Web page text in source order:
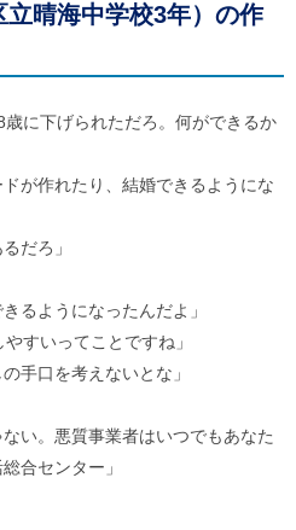
立晴海中学校3年）の作
歳に下げられただろ。何ができるか
ドが作れたり、結婚できるようにな
だろ」
るようになったんだよ」
すいってことですね」
手口を考えないとな」
ない。悪質事業者はいつでもあなた
合センター」